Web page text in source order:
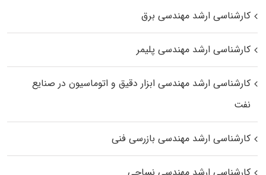
کارشناسی ارشد مهندسی برق
کارشناسی ارشد مهندسی پلیمر
کارشناسی ارشد مهندسی ابزار دقیق و اتوماسیون در صنایع
نفت
کارشناسی ارشد مهندسی بازرسی فنی